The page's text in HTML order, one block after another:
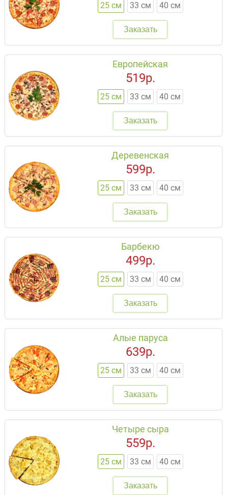
25 см 33 см 40 см
Заказать
Европейская
25 см 33 см 40 см
519р.
Заказать
Деревенская
25 см 33 см 40 см
599р.
Заказать
Барбекю
25 см 33 см 40 см
499р.
Заказать
Алые паруса
25 см 33 см 40 см
639р.
Заказать
Четыре сыра
25 см 33 см 40 см
559р.
Заказать